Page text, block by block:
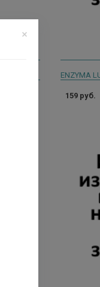
159 руб.